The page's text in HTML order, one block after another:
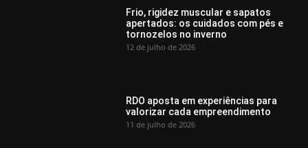
Frio, rigidez muscular e sapatos
apertados: os cuidados com pés e
tornozelos no inverno
12 de julho de 2026
RDO aposta em experiências para
valorizar cada empreendimento
11 de julho de 2026